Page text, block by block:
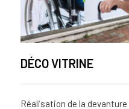
DÉCO VITRINE
Réalisation de la